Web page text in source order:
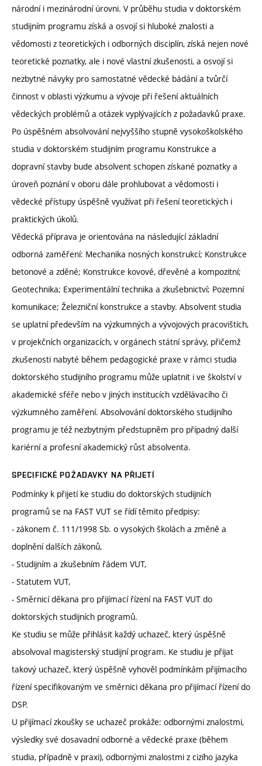
národní i mezinárodní úrovni. V průběhu studia v doktorském
studijním programu získá a osvojí si hluboké znalosti a
vědomosti z teoretických i odborných disciplín, získá nejen nové
teoretické poznatky, ale i nové vlastní zkušenosti, a osvojí si
nezbytné návyky pro samostatné vědecké bádání a tvůrčí
činnost v oblasti výzkumu a vývoje při řešení aktuálních
vědeckých problémů a otázek vyplývajících z požadavků praxe.
Po úspěšném absolvování nejvyššího stupně vysokoškolského
studia v doktorském studijním programu Konstrukce a
dopravní stavby bude absolvent schopen získané poznatky a
úroveň poznání v oboru dále prohlubovat a vědomosti i
vědecké přístupy úspěšně využívat při řešení teoretických i
praktických úkolů.
Vědecká příprava je orientována na následující základní
odborná zaměření: Mechanika nosných konstrukcí; Konstrukce
betonové a zděné; Konstrukce kovové, dřevěné a kompozitní;
Geotechnika; Experimentální technika a zkušebnictví; Pozemní
komunikace; Železniční konstrukce a stavby. Absolvent studia
se uplatní především na výzkumných a vývojových pracovištích,
v projekčních organizacích, v orgánech státní správy, přičemž
zkušenosti nabyté během pedagogické praxe v rámci studia
doktorského studijního programu může uplatnit i ve školství v
akademické sféře nebo v jiných institucích vzdělávacího či
výzkumného zaměření. Absolvování doktorského studijního
programu je též nezbytným předstupněm pro případný další
kariérní a profesní akademický růst absolventa.
SPECIFICKÉ POŽADAVKY NA PŘIJETÍ
Podmínky k přijetí ke studiu do doktorských studijních
programů se na FAST VUT se řídí těmito předpisy:
- zákonem č. 111/1998 Sb. o vysokých školách a změně a
doplnění dalších zákonů,
- Studijním a zkušebním řádem VUT,
- Statutem VUT,
- Směrnicí děkana pro přijímací řízení na FAST VUT do
doktorských studijních programů.
Ke studiu se může přihlásit každý uchazeč, který úspěšně
absolvoval magisterský studijní program. Ke studiu je přijat
takový uchazeč, který úspěšně vyhověl podmínkám přijímacího
řízení specifikovaným ve směrnici děkana pro přijímací řízení do
DSP.
U přijímací zkoušky se uchazeč prokáže: odbornými znalostmi,
výsledky své dosavadní odborné a vědecké praxe (během
studia, případně v praxi), odbornými znalostmi z cizího jazyka